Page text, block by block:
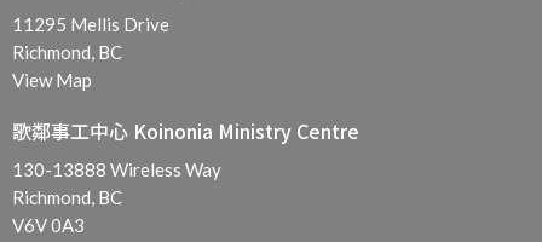
11295 Mellis Drive
Richmond, BC
View Map
歌鄰事工中心 Koinonia Ministry Centre
130-13888 Wireless Way
Richmond, BC
V6V 0A3